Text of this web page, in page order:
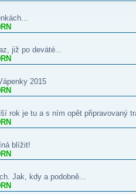
již po deváté...
2015
rok je tu a s ním opět připravovaný
blížit!
Jak, kdy a podobně...